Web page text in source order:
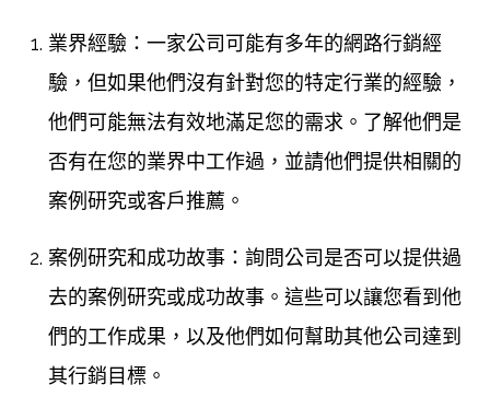
業界經驗：一家公司可能有多年的網路行銷經
驗，但如果他們沒有針對您的特定行業的經驗，
他們可能無法有效地滿足您的需求。了解他們是
否有在您的業界中工作過，並請他們提供相關的
案例研究或客戶推薦。
案例研究和成功故事：詢問公司是否可以提供過
去的案例研究或成功故事。這些可以讓您看到他
們的工作成果，以及他們如何幫助其他公司達到
其行銷目標。